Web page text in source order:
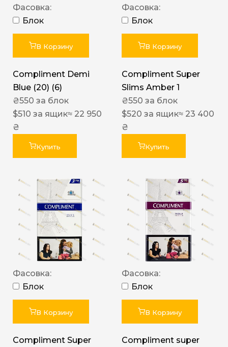
Фасовка:
Блок
В Корзину
Compliment Demi
Blue (20) (6)
₴550 за блок
$510 за ящик≈ 22 950
₴
Купить
Фасовка:
Блок
В Корзину
Compliment Super
Slims Amber 1
₴550 за блок
$520 за ящик≈ 23 400
₴
Купить
Фасовка:
Блок
В Корзину
Compliment Super
Фасовка:
Блок
В Корзину
Compliment super